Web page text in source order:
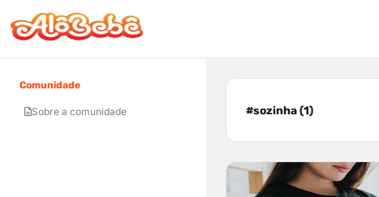
Comunidade
Sobre a comunidade #sozinha (1)